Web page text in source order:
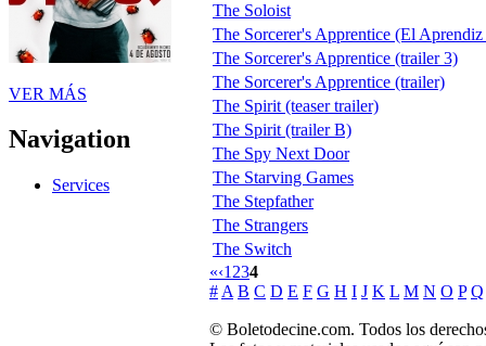
VER MÁS
Navigation
Services
The Soloist
The Sorcerer's Apprentice (El
The Sorcerer's Apprentice (trailer 3)
The Sorcerer's Apprentice (trailer)
The Spirit (teaser trailer)
The Spirit (trailer B)
The Spy Next Door
The Starving Games
The Stepfather
The Strangers
The Switch
«‹1234
#A B C D E F G H I J K L M N O P Q
© Boletodecine.com. Todos los